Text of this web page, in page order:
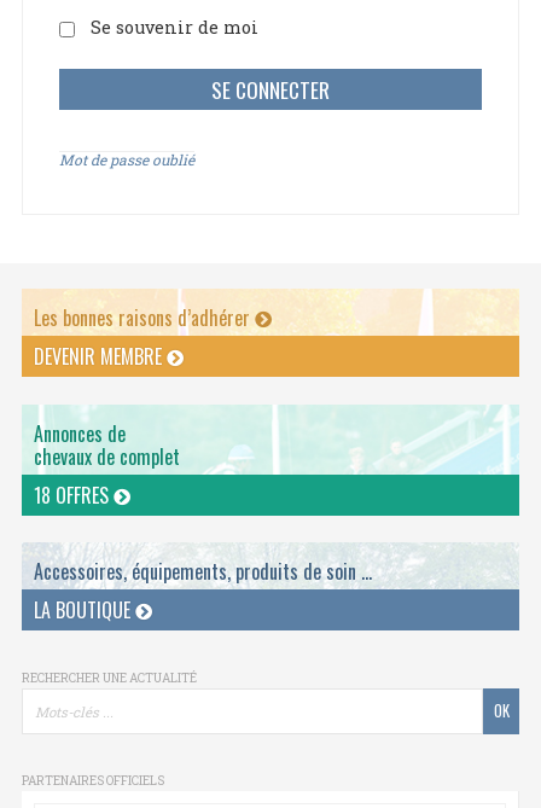
Se souvenir de moi
Mot de passe oublié
Les bonnes raisons d’adhérer
DEVENIR MEMBRE
Annonces de
chevaux de complet
18 OFFRES
Accessoires, équipements, produits de soin ...
LA BOUTIQUE
RECHERCHER UNE ACTUALITÉ
PARTENAIRES OFFICIELS